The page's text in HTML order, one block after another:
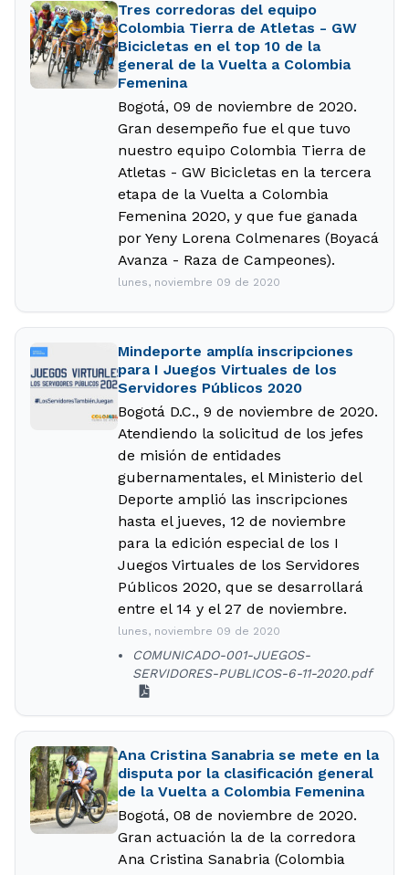
Tres corredoras del equipo
Colombia Tierra de Atletas - GW
Bicicletas en el top 10 de la
general de la Vuelta a Colombia
Femenina
Bogotá, 09 de noviembre de 2020.
Gran desempeño fue el que tuvo
nuestro equipo Colombia Tierra de
Atletas - GW Bicicletas en la tercera
etapa de la Vuelta a Colombia
Femenina 2020, y que fue ganada
por Yeny Lorena Colmenares (Boyacá
Avanza - Raza de Campeones).
lunes, noviembre 09 de 2020
Mindeporte amplía inscripciones
para I Juegos Virtuales de los
Servidores Públicos 2020
Bogotá D.C., 9 de noviembre de 2020.
Atendiendo la solicitud de los jefes
de misión de entidades
gubernamentales, el Ministerio del
Deporte amplió las inscripciones
hasta el jueves, 12 de noviembre
para la edición especial de los I
Juegos Virtuales de los Servidores
Públicos 2020, que se desarrollará
entre el 14 y el 27 de noviembre.
lunes, noviembre 09 de 2020
COMUNICADO-001-JUEGOS-
SERVIDORES-PUBLICOS-6-11-2020.pdf
Ana Cristina Sanabria se mete en la
disputa por la clasificación general
de la Vuelta a Colombia Femenina
Bogotá, 08 de noviembre de 2020.
Gran actuación la de la corredora
Ana Cristina Sanabria (Colombia